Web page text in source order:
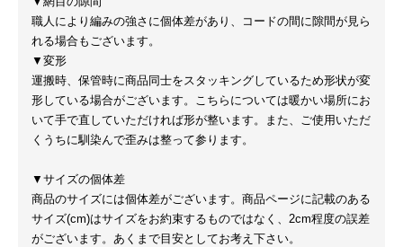
職人により編みの強さに個体差があり、コードの間に隙間が見ら
れる場合もございます。
▼変形
運搬時、保管時に商品同士をスタッキングしているため形状が変
形している場合がございます。こちらについては暖かい場所にお
いて手で直していただければ形が整います。また、ご使用いただ
くうちに馴染んで歪みは整って参ります。
▼サイズの個体差
商品のサイズには個体差がございます。商品ページに記載のある
サイズ(cm)はサイズをお約束するものではなく、2cm程度の誤差
がございます。あくまで目安としてお考え下さい。